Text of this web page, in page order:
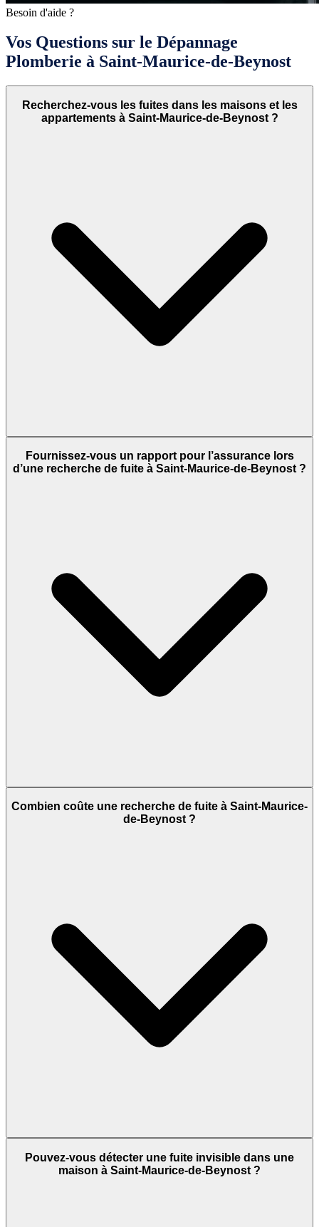
Besoin d'aide ?
Vos Questions sur le Dépannage
Plomberie à Saint-Maurice-de-Beynost
Recherchez-vous les fuites dans les maisons et les
appartements à Saint-Maurice-de-Beynost ?
Fournissez-vous un rapport pour l’assurance lors
d’une recherche de fuite à Saint-Maurice-de-Beynost ?
Combien coûte une recherche de fuite à Saint-Maurice-
de-Beynost ?
Pouvez-vous détecter une fuite invisible dans une
maison à Saint-Maurice-de-Beynost ?